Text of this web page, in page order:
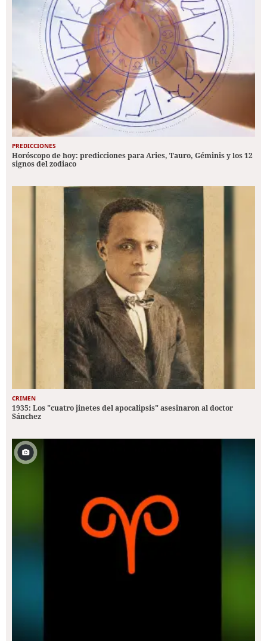
PREDICCIONES
Horóscopo de hoy: predicciones para Aries, Tauro, Géminis y los 12
signos del zodiaco
CRIMEN
1935: Los "cuatro jinetes del apocalipsis" asesinaron al doctor
Sánchez